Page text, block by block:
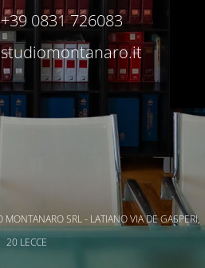
0831 726083
SRL - LATIANO VIA DE GASPERI,
20 LECCE